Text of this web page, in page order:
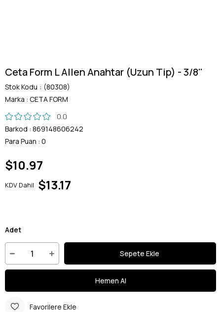
Ceta Form L Allen Anahtar (Uzun Tip) - 3/8''
Stok Kodu
(80308)
Marka : CETA FORM
0.0
Barkod : 869148606242
Para Puan : 0
$10.97
KDV Dahil $13.17
Adet
Favorilere Ekle